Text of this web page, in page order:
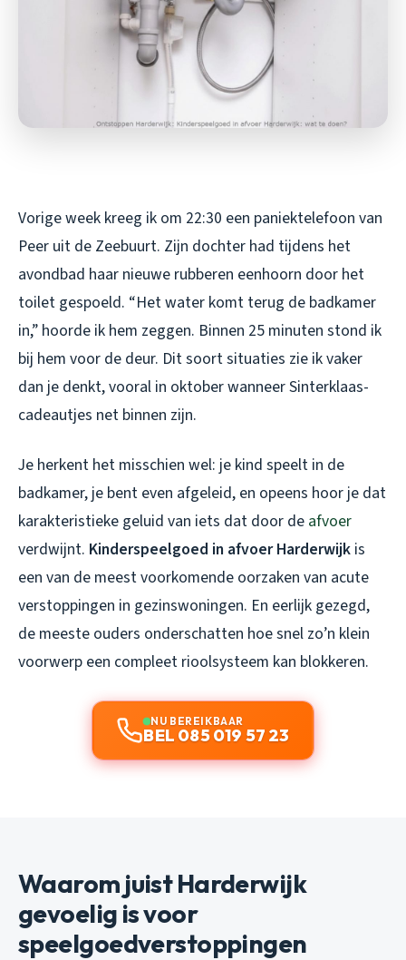
Vorige week kreeg ik om 22:30 een paniektelefoon van
Peer uit de Zeebuurt. Zijn dochter had tijdens het
avondbad haar nieuwe rubberen eenhoorn door het
toilet gespoeld. “Het water komt terug de badkamer
in,” hoorde ik hem zeggen. Binnen 25 minuten stond ik
bij hem voor de deur. Dit soort situaties zie ik vaker
dan je denkt, vooral in oktober wanneer Sinterklaas-
cadeautjes net binnen zijn.
Je herkent het misschien wel: je kind speelt in de
badkamer, je bent even afgeleid, en opeens hoor je dat
karakteristieke geluid van iets dat door de afvoer
verdwijnt. Kinderspeelgoed in afvoer Harderwijk is
een van de meest voorkomende oorzaken van acute
verstoppingen in gezinswoningen. En eerlijk gezegd,
de meeste ouders onderschatten hoe snel zo’n klein
voorwerp een compleet rioolsysteem kan blokkeren.
NU BEREIKBAAR
BEL 085 019 57 23
Waarom juist Harderwijk
gevoelig is voor
speelgoedverstoppingen